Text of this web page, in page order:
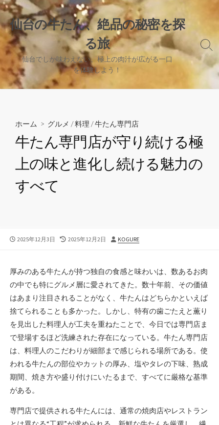
コ
ン
テ
ン
ツ
へ
ス
キ
仙台の牛たん、絶品の秘密を探
る旅
仙台でしか味わえない、極上の肉汁が広がる一口
を体験しよう！
検
索
切
ホーム > グルメ /料理 /牛たん専門店
牛たん専門店が守り続ける極
上の味と進化し続ける魅力の
すべて
公
2025年12月3日
最
日
2025年12月2日
投
KOGURE
厚みのある牛たんが持つ独自の食感と味わいは、数あるお肉
の中でも特にグルメ層に愛されてきた。 数十年前、その価値
はあまり注目されることがなく、牛たんはどちらかといえば
捨てられることも多かった。しかし、特有の歯ごたえと薫り
を見出した料理人が工夫を重ねたことで、今日では専門店ま
で登場するほど洗練された存在になっている。牛たん専門店
は、料理人のこだわりが細部まで感じられる場所である。使
われる牛たんの部位やカットの厚み、塩やタレの下味、熟成
期間、焼き方や盛り付けにいたるまで、すべてに厳格な基準
がある。
専門店で提供される牛たんには、通常の焼肉店やレストラン